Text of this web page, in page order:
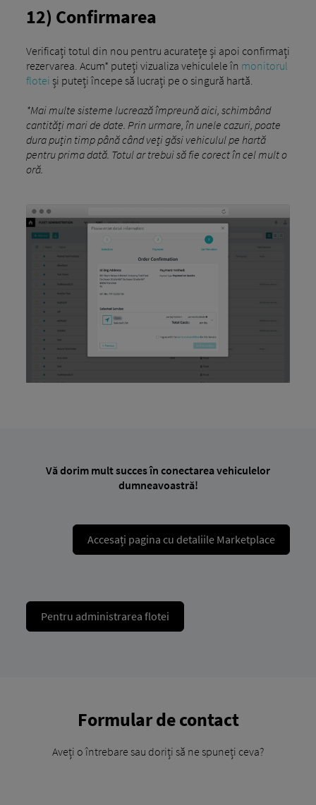
12) Confirmarea
Verificați totul din nou pentru acuratețe și apoi confirmați
rezervarea. Acum* puteți vizualiza vehiculele în monitorul
flotei și puteți începe să lucrați pe o singură hartă.
*Mai multe sisteme lucrează împreună aici, schimbând
cantități mari de date. Prin urmare, în unele cazuri, poate
dura puțin timp până când veți găsi vehiculul pe hartă
pentru prima dată. Totul ar trebui să fie corect în cel mult o
oră.
Vă dorim mult succes în conectarea vehiculelor
dumneavoastră!
Accesați pagina cu detaliile Marketplace
Pentru administrarea flotei
Formular de contact
Aveți o întrebare sau doriți să ne spuneți ceva?